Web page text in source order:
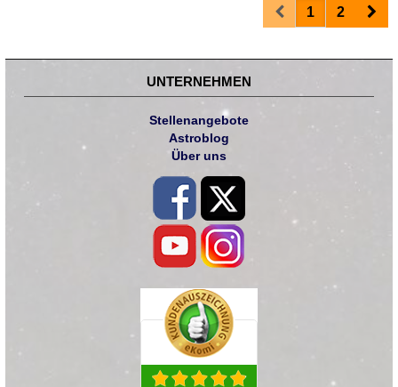
Prev1 2
UNTERNEHMEN
Stellenangebote
Astroblog
Über uns